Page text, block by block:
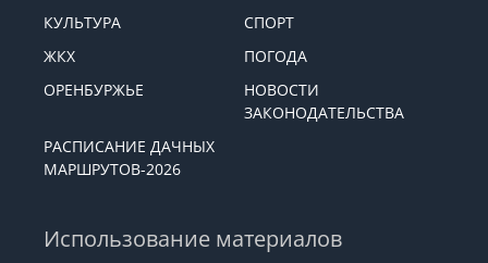
КУЛЬТУРА
СПОРТ
ЖКХ
ПОГОДА
ОРЕНБУРЖЬЕ
НОВОСТИ
ЗАКОНОДАТЕЛЬСТВА
РАСПИСАНИЕ ДАЧНЫХ
МАРШРУТОВ-2026
Использование материалов